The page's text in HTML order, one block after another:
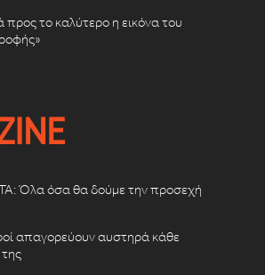
το καλύτερο η εικόνα του
Όλα όσα θα δούμε την προσεχή
απαγορεύουν αυστηρά κάθε